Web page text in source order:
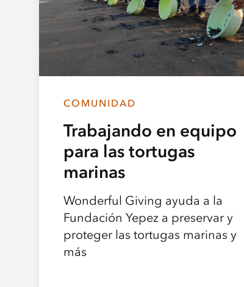
COMUNIDAD
Trabajando en equipo
para las tortugas
marinas
Wonderful Giving ayuda a la
Fundación Yepez a preservar y
proteger las tortugas marinas y
más